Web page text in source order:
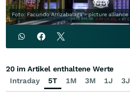
Foto: Facundo Arrizabalaga - picture alliance
Intraday 5T 1M 3M 1J 3J
20 im Artikel enthaltene Werte